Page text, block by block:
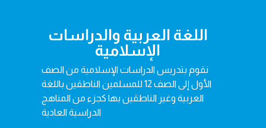
اللغة العربية والدراسات
الإسلامية
نقوم بتدريس الدراسات الإسلامية من الصف
الأول إلى الصف 12 للمسلمين الناطقين باللغة
العربية وغير الناطقين بها كجزء من المناهج
الدراسية العادية